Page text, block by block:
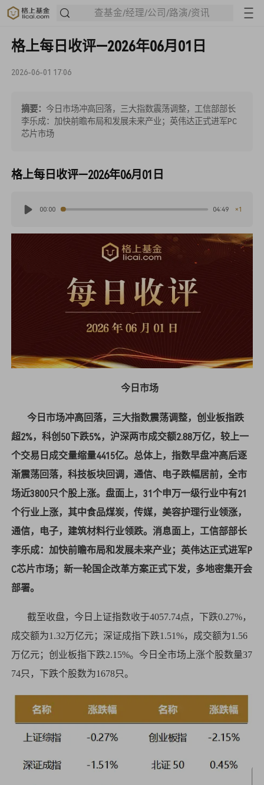
查基金/经理/公司/路演/资讯
格上每日收评—2026年06月01日
2026-06-01 17:06
摘要： 今日市场冲高回落，三大指数震荡调整，工信部部长
李乐成：加快前瞻布局和发展未来产业；英伟达正式进军PC
芯片市场
格上每日收评—2026年06月01日
00:00 04:49 ×1
今日市场
今日市场冲高回落，三大指数震荡调整，创业板指跌
超2%，科创50下跌5%，沪深两市成交额2.88万亿，较上一
个交易日成交量缩量4415亿。总体上，指数早盘冲高后逐
渐震荡回落，科技板块回调，通信、电子跌幅居前，全市
场近3800只个股上涨。盘面上，31个申万一级行业中有21
个行业上涨，其中食品煤炭，传媒，美容护理行业领涨，
通信，电子，建筑材料行业领跌。消息面上，工信部部长
李乐成：加快前瞻布局和发展未来产业；英伟达正式进军P
C芯片市场；新一轮国企改革方案正式下发，多地密集开会
部署。
截至收盘，今日上证指数收于4057.74点，下跌0.27%，
成交额为1.32万亿元；深证成指下跌1.51%，成交额为1.56
万亿元；创业板指下跌2.15%。今日全市场上涨个股数量37
74只，下跌个股数为1678只。